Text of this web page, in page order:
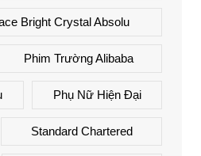
Bright Crystal Absolu
Phim Trường Alibaba
Phụ Nữ Hiện Đại
Standard Chartered